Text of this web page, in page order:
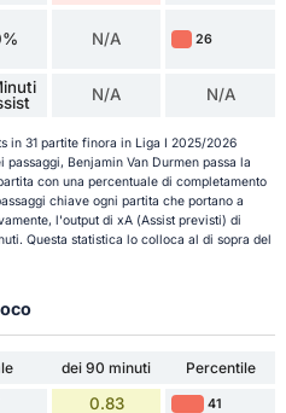
N/A 26
N/A N/A
in 31 partite finora in Liga I 2025/2026
Benjamin Van Durmen passa la
con una percentuale di completamento
chiave ogni partita che portano a
l'output di xA (Assist previsti) di
Questa statistica lo colloca al di sopra del
dei 90 minuti
Percentile
0.83 41